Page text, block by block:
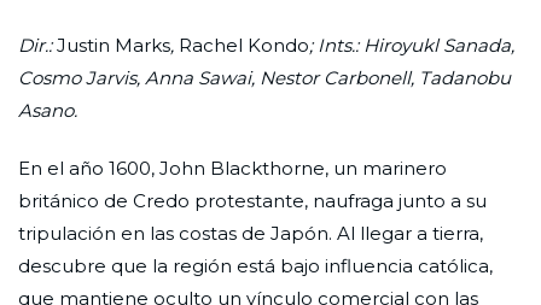
Dir.:Justin Marks, Rachel Kondo; Ints.: Hiroyukl Sanada,
Cosmo Jarvis, Anna Sawai, Nestor Carbonell, Tadanobu
Asano.
En el año 1600, John Blackthorne, un marinero
británico de Credo protestante, naufraga junto a su
tripulación en las costas de Japón. Al llegar a tierra,
descubre que la región está bajo influencia católica,
que mantiene oculto un vínculo comercial con las